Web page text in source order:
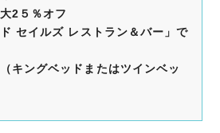
2５％オフ
セイルズ レストラン＆バー」で
キングベッドまたはツインベッ